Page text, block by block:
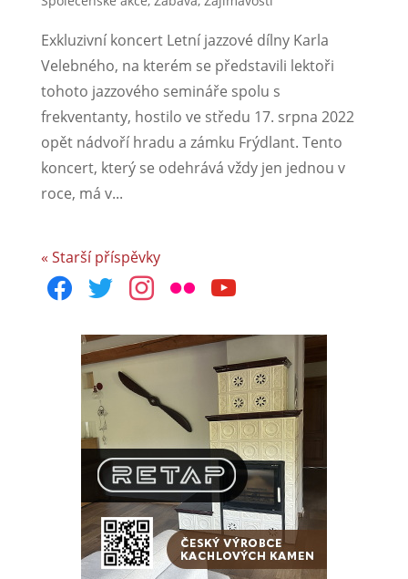
Exkluzivní koncert Letní jazzové dílny Karla
Velebného, na kterém se představili lektoři
tohoto jazzového semináře spolu s
frekventanty, hostilo ve středu 17. srpna 2022
opět nádvoří hradu a zámku Frýdlant. Tento
koncert, který se odehrává vždy jen jednou v
roce, má v...
« Starší příspěvky
facebooktwitterinstagram
flickr youtube